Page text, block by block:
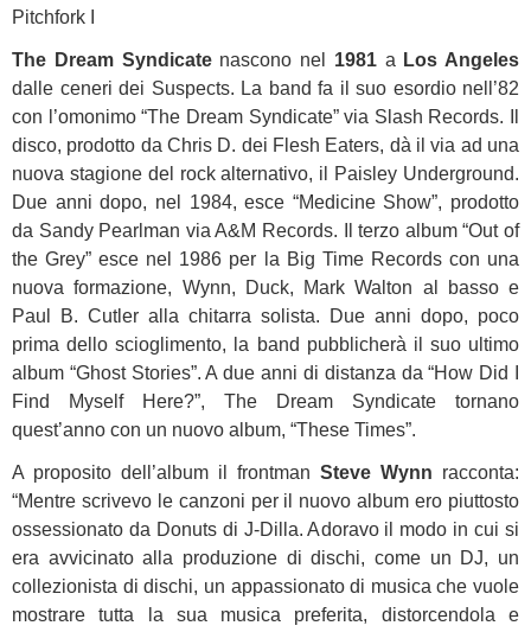
Pitchfork I
The Dream Syndicatenascono nel 1981a Los Angeles
dalle ceneri dei Suspects. La band fa il suo esordio nell’82
con l’omonimo “The Dream Syndicate” via Slash Records. Il
disco, prodotto da Chris D. dei Flesh Eaters, dà il via ad una
nuova stagione del rock alternativo, il Paisley Underground.
Due anni dopo, nel 1984, esce “Medicine Show”, prodotto
da Sandy Pearlman via A&M Records. Il terzo album “Out of
the Grey” esce nel 1986 per la Big Time Records con una
nuova formazione, Wynn, Duck, Mark Walton al basso e
Paul B. Cutler alla chitarra solista. Due anni dopo, poco
prima dello scioglimento, la band pubblicherà il suo ultimo
album “Ghost Stories”. A due anni di distanza da “How Did I
Find Myself Here?”, The Dream Syndicate tornano
quest’anno con un nuovo album, “These Times”.
A proposito dell’album il frontman Steve Wynn racconta:
“Mentre scrivevo le canzoni per il nuovo album ero piuttosto
ossessionato da Donuts di J-Dilla. Adoravo il modo in cui si
era avvicinato alla produzione di dischi, come un DJ, un
collezionista di dischi, un appassionato di musica che vuole
mostrare tutta la sua musica preferita, distorcendola e